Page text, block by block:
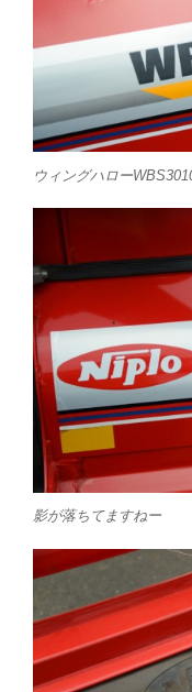
ウィングハロー
影が落ちてますねー